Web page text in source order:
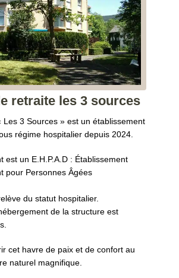
retraite les 3 sources
Les 3 Sources » est un établissement
régime hospitalier depuis 2024.
est un E.H.P.A.D : Établissement
pour Personnes Âgées
du statut hospitalier.
de la structure est
cet havre de paix et de confort au
naturel magnifique.